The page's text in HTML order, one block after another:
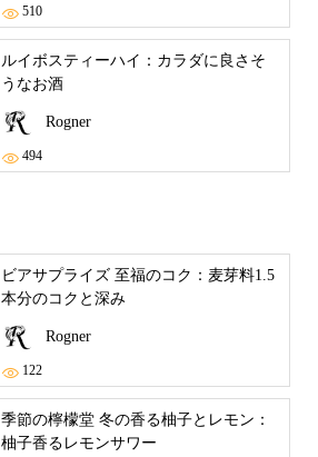
510
ルイボスティーハイ：カラダに良さそ
うなお酒
Rogner
494
ビアサプライズ 至福のコク：麦芽料1.5
本分のコクと深み
Rogner
122
季節の檸檬堂 冬の香る柚子とレモン：
柚子香るレモンサワー